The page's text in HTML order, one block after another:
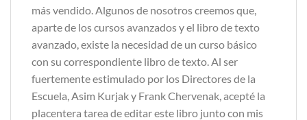
más vendido. Algunos de nosotros creemos que,
aparte de los cursos avanzados y el libro de texto
avanzado, existe la necesidad de un curso básico
con su correspondiente libro de texto. Al ser
fuertemente estimulado por los Directores de la
Escuela, Asim Kurjak y Frank Chervenak, acepté la
placentera tarea de editar este libro junto con mis